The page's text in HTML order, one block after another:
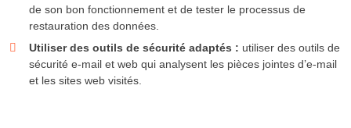
de son bon fonctionnement et de tester le processus de
restauration des données.
Utiliser des outils de sécurité adaptés : utiliser des outils de
sécurité e-mail et web qui analysent les pièces jointes d’e-mail
et les sites web visités.